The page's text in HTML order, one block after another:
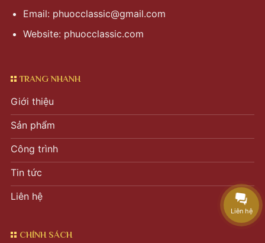
Email: phuocclassic@gmail.com
Website: phuocclassic.com
TRANG NHANH
Giới thiệu
Sản phẩm
Công trình
Tin tức
Liên hệ
CHÍNH SÁCH
Liên hệ